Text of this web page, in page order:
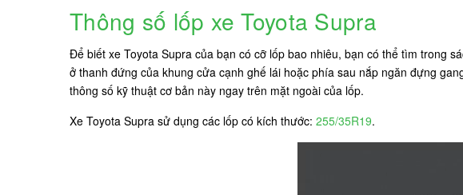
Thông số lốp xe Toyota Supra
Để biết xe Toyota Supra của bạn có cỡ lốp bao nhiêu, bạn có thể tìm trong
ở thanh đứng của khung cửa cạnh ghế lái hoặc phía sau nắp ngăn đựng
thông số kỹ thuật cơ bản này ngay trên mặt ngoài của lốp.
Xe Toyota Supra sử dụng các lốp có kích thước: 255/35R19.